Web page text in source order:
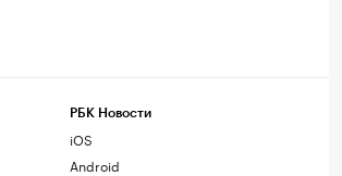
РБК Новости
iOS
Android